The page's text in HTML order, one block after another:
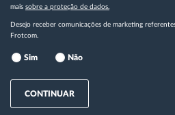
mais sobre a proteção de dados.
Desejo receber comunicações de marketing
Frotcom.
Sim Não
CONTINUAR